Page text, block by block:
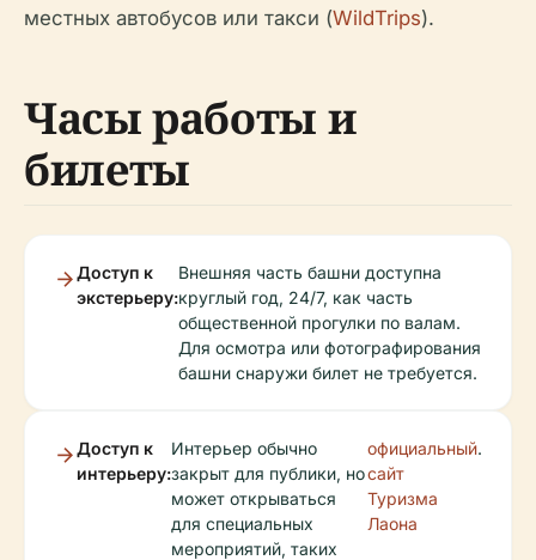
местных автобусов или такси (WildTrips).
Часы работы и
билеты
Доступ к
экстерьеру:
Внешняя часть башни доступна
круглый год, 24/7, как часть
общественной прогулки по валам.
Для осмотра или фотографирования
башни снаружи билет не требуется.
Доступ к
интерьеру:
Интерьер обычно
закрыт для публики, но
может открываться
для специальных
мероприятий, таких
официальный
сайт
Туризма
Лаона
.